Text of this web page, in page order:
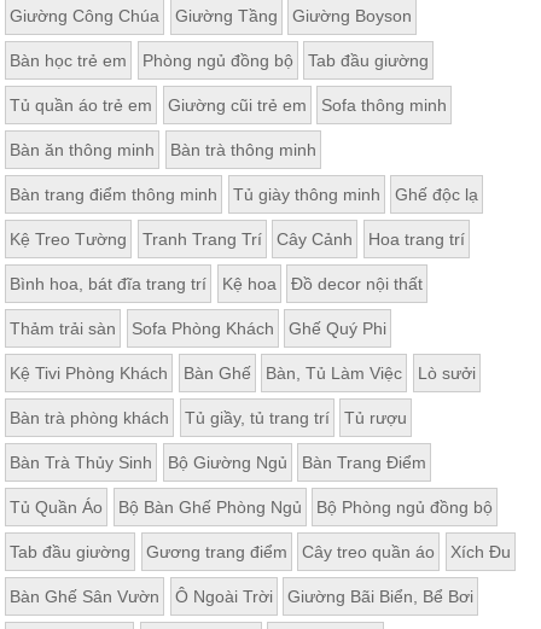
Giường Công Chúa Giường Tầng Giường Boyson
Bàn học trẻ em Phòng ngủ đồng bộ Tab đầu giường
Tủ quần áo trẻ em Giường cũi trẻ em Sofa thông minh
Bàn ăn thông minh Bàn trà thông minh
Bàn trang điểm thông minh Tủ giày thông minh Ghế độc lạ
Kệ Treo Tường Tranh Trang Trí Cây Cảnh Hoa trang trí
Bình hoa, bát đĩa trang trí Kệ hoa Đồ decor nội thất
Thảm trải sàn Sofa Phòng Khách Ghế Quý Phi
Kệ Tivi Phòng Khách Bàn Ghế Bàn, Tủ Làm Việc Lò sưởi
Bàn trà phòng khách Tủ giầy, tủ trang trí Tủ rượu
Bàn Trà Thủy Sinh Bộ Giường Ngủ Bàn Trang Điểm
Tủ Quần Áo Bộ Bàn Ghế Phòng Ngủ Bộ Phòng ngủ đồng bộ
Tab đầu giường Gương trang điểm Cây treo quần áo Xích Đu
Bàn Ghế Sân Vườn Ô Ngoài Trời Giường Bãi Biển, Bể Bơi